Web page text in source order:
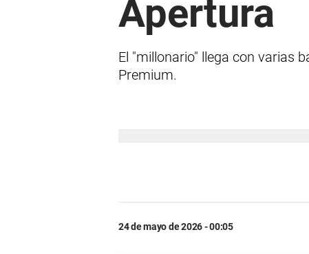
Apertura
El "millonario" llega con varias
Premium.
24 de mayo de 2026 - 00:05